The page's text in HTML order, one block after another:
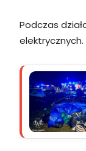
Podczas